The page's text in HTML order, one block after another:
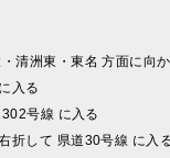
清洲東・東名 方面に向
入る
号線 に入る
折して 県道30号線 に入